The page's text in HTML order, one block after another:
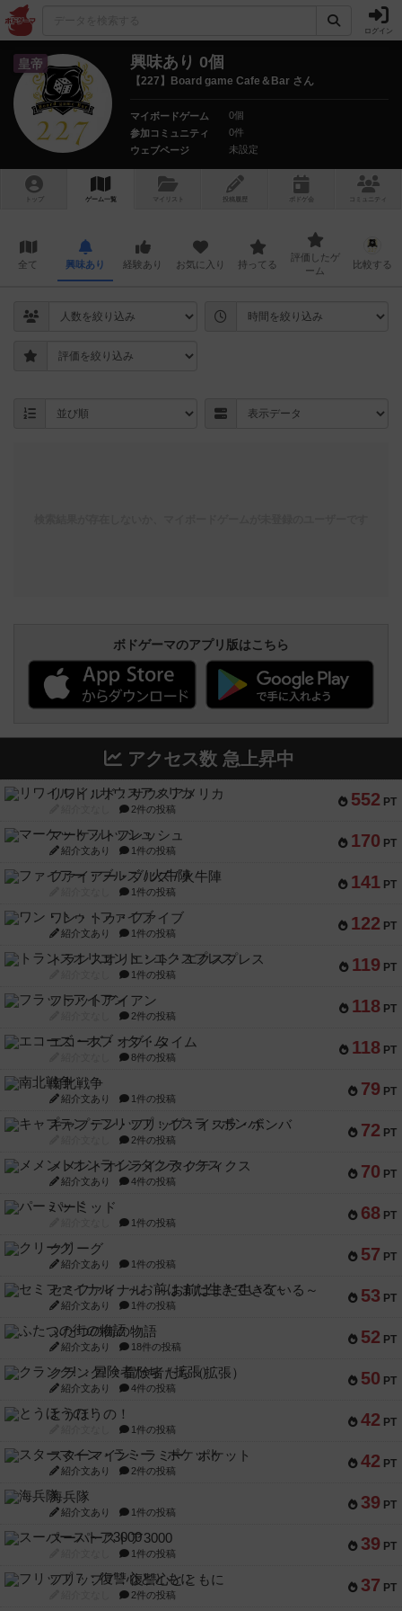
ログイン
皇帝 興味あり 0個
【227】Board game Cafe＆Bar さん
マイボードゲーム
0個
参加コミュニティ
0件
ウェブページ
未設定
トップ ゲーム一覧 マイリスト 投稿履歴 ボ ドゲ コミュニティ
全て 興味あり 経験あり お気に入り 持ってる
評価したゲ
ーム
比較する
ボドゲーマのアプリ版はこちら
アクセス数 急上昇中
552 PT
リワイルド：サウスアメリカ
2件の投稿
170 PT
マーケットフレッシュ
紹介文あり 1件の投稿
141 PT
ファイアー・ブルズ / 火牛陣
1件の投稿
122 PT
ワン・トゥ・ファイブ
紹介文あり 1件の投稿
119 PT
トランスオリエント・エクスプレス
1件の投稿
118 PT
フラットアイアン
2件の投稿
118 PT
エコーズ・オブ・タイム
8件の投稿
79 PT
南北戦争
紹介文あり 1件の投稿
72 PT
キャプテン・フリップ：イスラ・ボンバ
2件の投稿
70 PT
メメントオンラインタクティクス
紹介文あり 4件の投稿
68 PT
パーミッド
1件の投稿
57 PT
クリーグ
紹介文あり 1件の投稿
53 PT
セミファイナル ～お前はまだ生きている～
紹介文あり 1件の投稿
52 PT
ふたつの街の物語
紹介文あり 18件の投稿
50 PT
クランク! ：冒険者たち（拡張）
紹介文あり 4件の投稿
42 PT
とうほうの！
1件の投稿
42 PT
スターマイン・ラミー ポケット
紹介文あり 2件の投稿
39 PT
海兵隊
紹介文あり 1件の投稿
39 PT
スーパーストア3000
1件の投稿
37 PT
フリップ７：復讐心とともに
2件の投稿